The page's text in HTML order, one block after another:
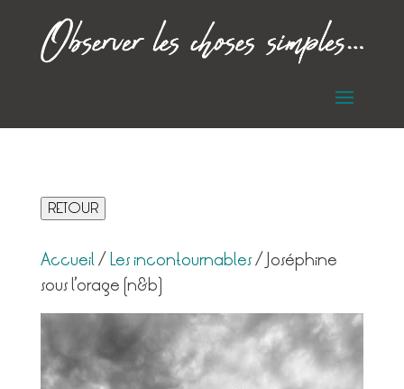
RETOUR
Accueil/Les incontournables/ Joséphine
sous l’orage (n&b)